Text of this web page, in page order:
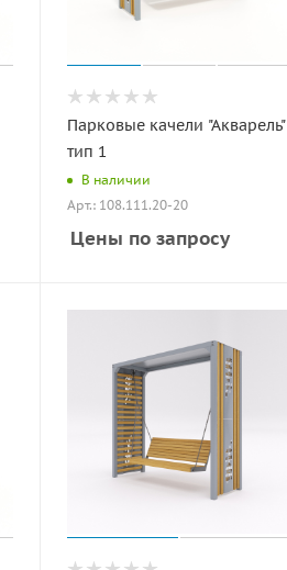
Парковые качели "Акварель"
тип 1
В наличии
Арт.: 108.111.20-20
Цены по запросу